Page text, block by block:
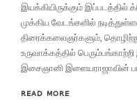
இயக்கியிருக்கும் இப்படத்தில்
முக்கிய வேடங்களில்
திரைக்கலைஞர்களும்,
உருவாக்கத்தில்
இசைஞானி இளையராஜாவின்
READ MORE